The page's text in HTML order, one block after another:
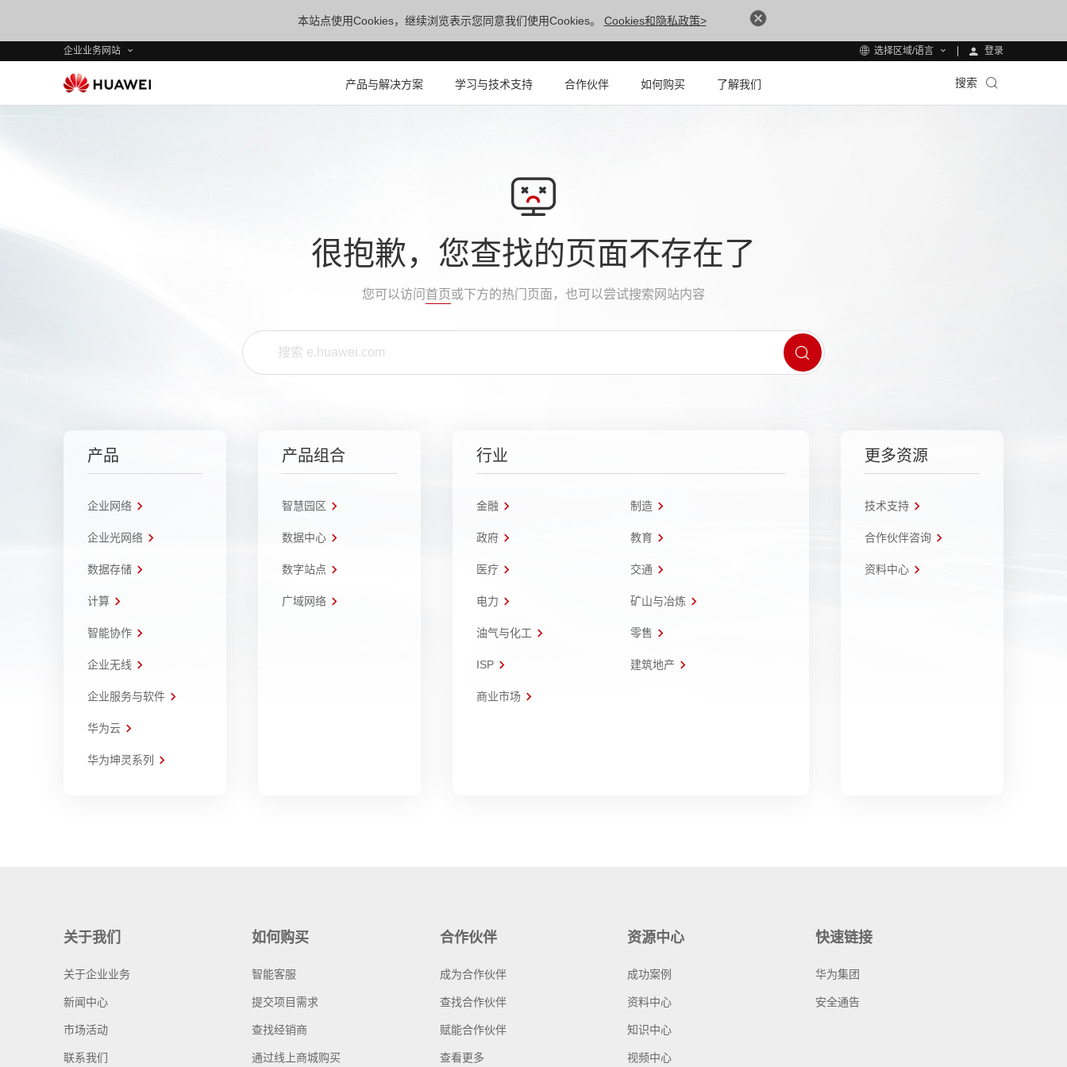
本站点使用Cookies，继续浏览表示您同意我们使用Cookies。 Cookies和隐私政策>
企业业务网站 选择区域/语言 登录
产品与解决方案 学习与技术支持 合作伙伴 如何购买 了解我们 搜索
很抱歉，您查找的页面不存在了
您可以访问 首页或下方的热门页面，也可以尝试搜索网站内容
产品
企业网络
企业光网络
数据存储
计算
智能协作
企业无线
企业服务与软件
华为云
华为坤灵系列
产品组合
智慧园区
数据中心
数字站点
广域网络
行业
金融 制造
政府 教育
医疗 交通
电力 矿山与冶炼
油气与化工 零售
ISP 建筑地产
商业市场
更多资源
技术支持
合作伙伴咨询
资料中心
关于我们
关于企业业务
新闻中心
市场活动
联系我们
如何购买
智能客服
提交项目需求
查找经销商
通过线上商城购买
合作伙伴
成为合作伙伴
查找合作伙伴
赋能合作伙伴
查看更多
资源中心
成功案例
资料中心
知识中心
视频中心
快速链接
华为集团
安全通告